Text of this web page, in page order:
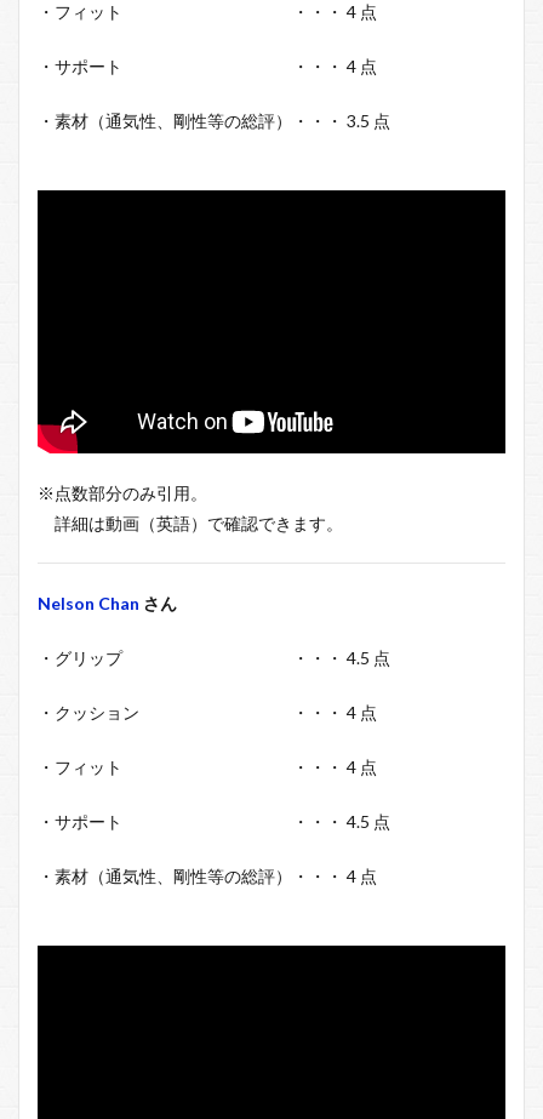
・フィット ・・・ 4 点
・サポート ・・・ 4 点
・素材（通気性、剛性等の総評）・・・ 3.5 点
※点数部分のみ引用。
詳細は動画（英語）で確認できます。
Nelson Chan さん
・グリップ ・・・ 4.5 点
・クッション ・・・ 4 点
・フィット ・・・ 4 点
・サポート ・・・ 4.5 点
・素材（通気性、剛性等の総評）・・・ 4 点